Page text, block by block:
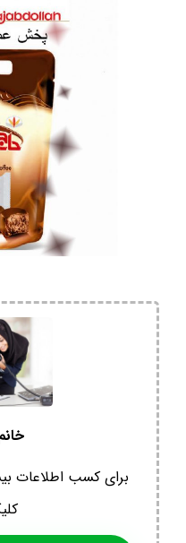
برای کسب اطلاعات